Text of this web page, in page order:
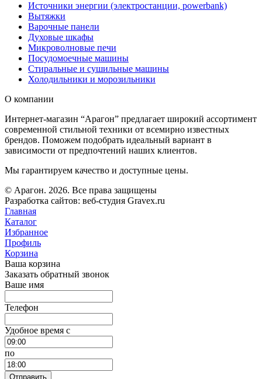
Источники энергии (электростанции, powerbank)
Вытяжки
Варочные панели
Духовые шкафы
Микроволновые печи
Посудомоечные машины
Стиральные и сушильные машины
Холодильники и морозильники
О компании
Интернет-магазин “Арагон” предлагает широкий ассортимент
современной стильной техники от всемирно известных
брендов. Поможем подобрать идеальный вариант в
зависимости от предпочтений наших клиентов.
Мы гарантируем качество и доступные цены.
© Арагон. 2026. Все права защищены
Разработка сайтов: веб-студия Gravex.ru
Главная
Каталог
Избранное
Профиль
Корзина
Ваша корзина
Заказать обратный звонок
Ваше имя
Телефон
Удобное время c
по
Отправить